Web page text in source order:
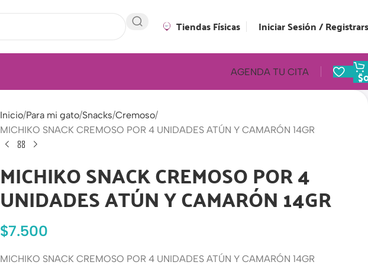
Tiendas Físicas Iniciar Sesión /
AGENDA TU CITA $
Inicio Para mi gato Snacks Cremoso
MICHIKO SNACK CREMOSO POR 4 UNIDADES ATÚN Y CAMARÓN 14GR
MICHIKO SNACK CREMOSO POR 4
UNIDADES ATÚN Y CAMARÓN 14GR
$7.500
MICHIKO SNACK CREMOSO POR 4 UNIDADES ATÚN Y CAMARÓN 14GR